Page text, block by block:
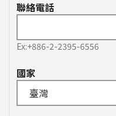
聯絡電話
Ex:+886-2-2395-6556
國家